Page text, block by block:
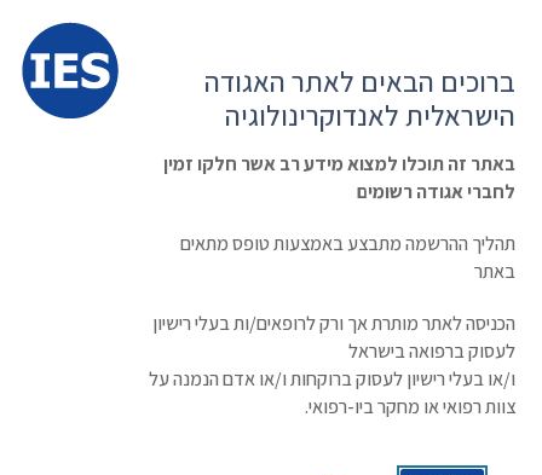
הרשמה ועדכון נתונים
כניסת חברים
ראשי » תעוד מפגש
תסמונת המטבולית
ברוכים הבאים לאתר האגודה
הישראלית לאנדוקרינולוגיה
באתר זה תוכלו למצוא מידע רב אשר חלקו זמין
לחברי אגודה רשומים
תהליך ההרשמה מתבצע באמצעות טופס מתאים
באתר
הכניסה לאתר מותרת אך ורק לרופאים/ות בעלי רישיון
לעסוק ברפואה בישראל
ו/או בעלי רישיון לעסוק ברוקחות ו/או אדם הנמנה על
צוות רפואי או מחקר ביו-רפואי.